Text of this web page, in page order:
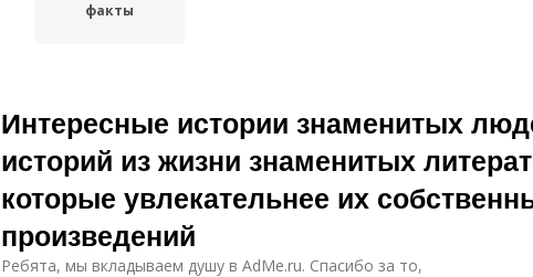
факты
Интересные истории знаменитых
историй из жизни знаменитых
которые увлекательнее их
произведений
Ребята, мы вкладываем душу в AdMe.ru. Cпасибо за то,